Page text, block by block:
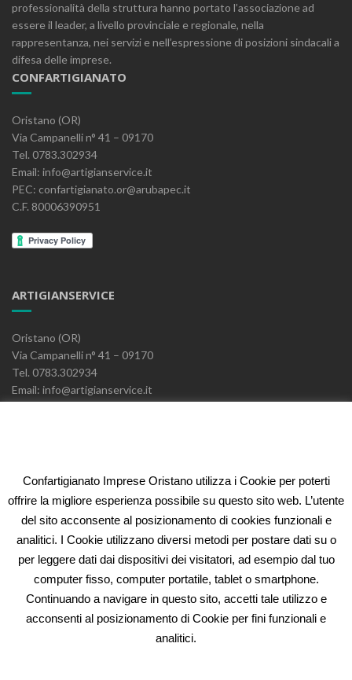
professionalità della struttura hanno portato l’associazione ad
essere il leader, a livello provinciale e regionale, nella
rappresentanza, nei servizi e nell’espressione di posizioni sindacali a
difesa delle imprese.
CONFARTIGIANATO
Oristano (OR)
Via Campanelli n° 41 – 09170
Tel. 0783.302934
Email: info@artigianservice.it
PEC: confartigianato.or@arubapec.it
C.F. 80006390951
ARTIGIANSERVICE
Oristano (OR)
Via Campanelli n° 41 – 09170
Tel. 0783.302934
Email: info@artigianservice.it
ELEONORA FIDI
Oristano (OR)
Tel. 0783.302934
Email: fidi@artigianservice.it
PEC: eleonorafidi@pec.it
P.IVA: 00720010958
Confartigianato Imprese Oristano utilizza i Cookie per poterti
offrire la migliore esperienza possibile su questo sito web. L’utente
del sito acconsente al posizionamento di cookies funzionali e
analitici. I Cookie utilizzano diversi metodi per postare dati su o
per leggere dati dai dispositivi dei visitatori, ad esempio dal tuo
computer fisso, computer portatile, tablet o smartphone.
Continuando a navigare in questo sito, accetti tale utilizzo e
acconsenti al posizionamento di Cookie per fini funzionali e
analitici.